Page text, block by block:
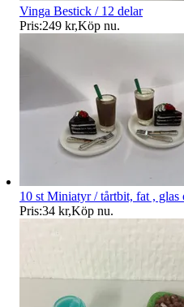
Vinga Bestick / 12 delar
Pris:249 kr,Köp nu.
10 st Miniatyr / tårtbit, fat ,
Pris:34 kr,Köp nu.